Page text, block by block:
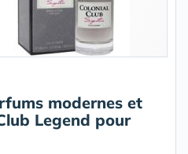
modernes et
Legend pour